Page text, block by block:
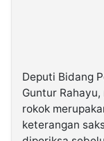
Deputi Bidang
Guntur
rokok
keterangan